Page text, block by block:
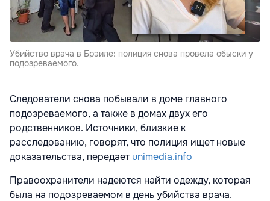
Убийство врача в Брэиле: полиция снова провела обыски у
подозреваемого.
Следователи снова побывали в доме главного
подозреваемого, а также в домах двух его
родственников. Источники, близкие к
расследованию, говорят, что полиция ищет новые
доказательства, передаетunimedia.info
Правоохранители надеются найти одежду, которая
была на подозреваемом в день убийства врача.